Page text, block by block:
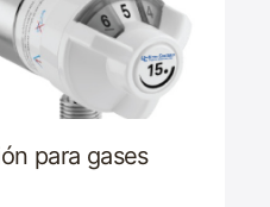
para gases